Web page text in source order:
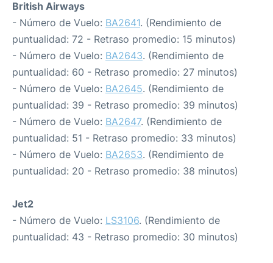
British Airways
- Número de Vuelo: BA2641. (Rendimiento de
puntualidad: 72 - Retraso promedio: 15 minutos)
- Número de Vuelo: BA2643. (Rendimiento de
puntualidad: 60 - Retraso promedio: 27 minutos)
- Número de Vuelo: BA2645. (Rendimiento de
puntualidad: 39 - Retraso promedio: 39 minutos)
- Número de Vuelo: BA2647. (Rendimiento de
puntualidad: 51 - Retraso promedio: 33 minutos)
- Número de Vuelo: BA2653. (Rendimiento de
puntualidad: 20 - Retraso promedio: 38 minutos)
Jet2
- Número de Vuelo: LS3106. (Rendimiento de
puntualidad: 43 - Retraso promedio: 30 minutos)